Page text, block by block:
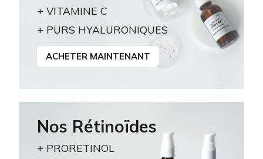
+ VITAMINE C
+ PURS HYALURONIQUES
ACHETER MAINTENANT
Nos Rétinoïdes
+ PRORETINOL